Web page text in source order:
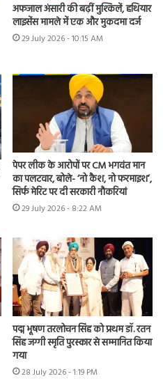
अफजाल अंसारी की बढ़ीं मुश्किलें, हथियार
लाइसेंस मामले में एक और मुकदमा दर्ज
29 July 2026 - 10:15 AM
पेपर लीक के आरोपों पर CM भगवंत मान
का पलटवार, बोले- ‘नो कैश, नो फरमाइश’,
सिर्फ मेरिट पर दी सरकारी नौकरियां
29 July 2026 - 8:22 AM
पद्म भूषण तरलोचन सिंह को प्रथम डॉ. रतन
सिंह जग्गी स्मृति पुरस्कार से सम्मानित किया
गया
28 July 2026 - 1:19 PM